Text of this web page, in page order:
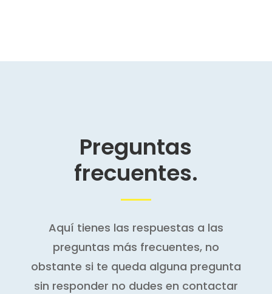
Preguntas
frecuentes.
Aquí tienes las respuestas a las
preguntas más frecuentes, no
obstante si te queda alguna pregunta
sin responder no dudes en contactar